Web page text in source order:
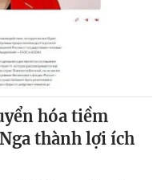
hóa tiềm
thành lợi ích